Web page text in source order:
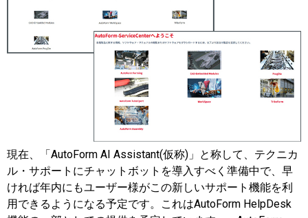
現在、「AutoForm AI Assistant(仮称)」と称して、テクニカ
ル・サポートにチャットボットを導入すべく準備中で、早
ければ年内にもユーザー様がこの新しいサポート機能を利
用できるようになる予定です。これはAutoForm HelpDesk